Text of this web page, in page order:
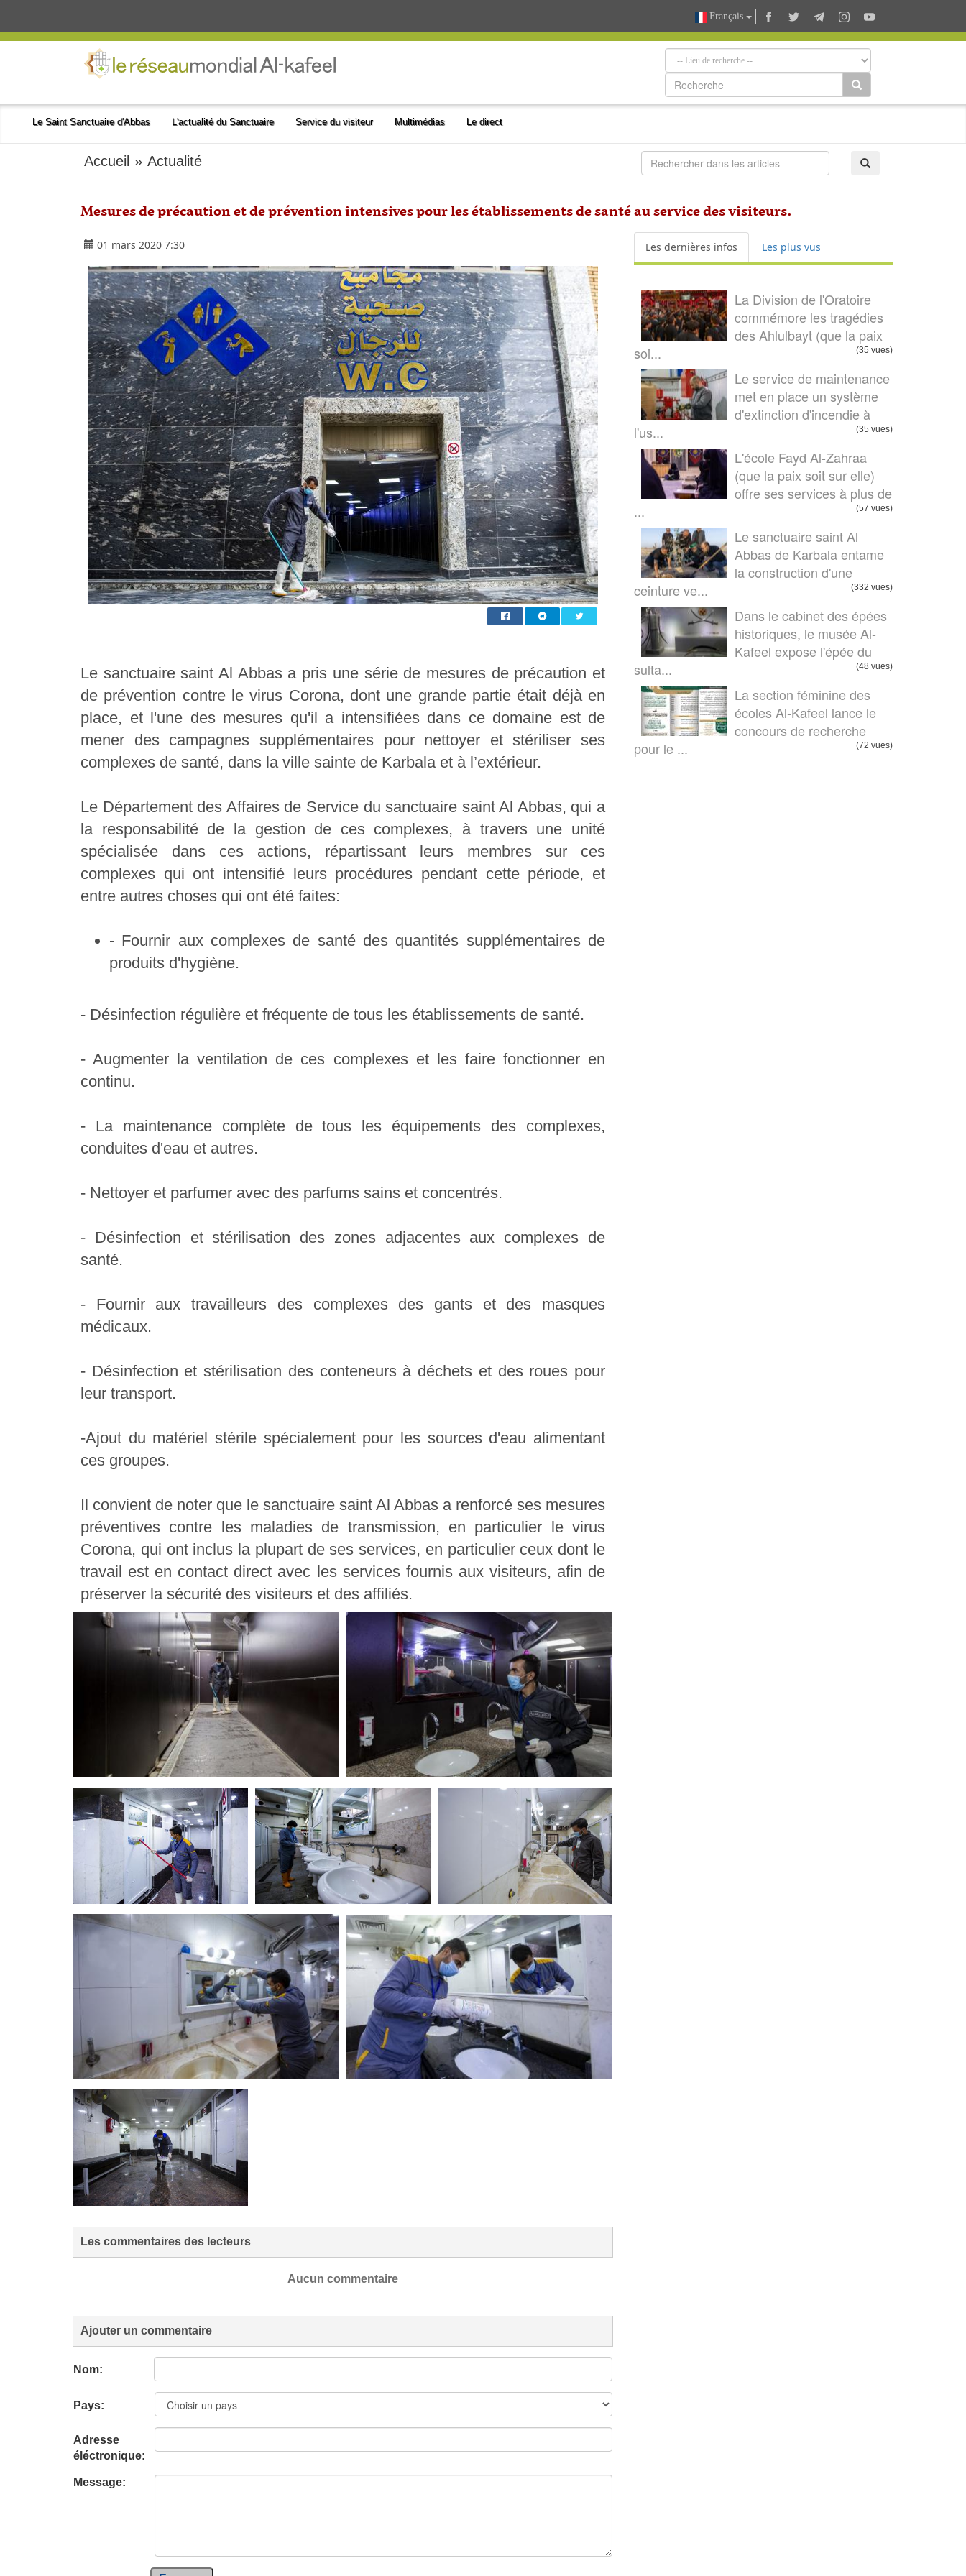
Français
Le Saint Sanctuaire d'Abbas L'actualité du Sanctuaire Service du visiteur Multimédias Le direct
Accueil »Actualité
Mesures de précaution et de prévention intensives pour les établissements de santé au service des visiteurs.
01 mars 2020 7:30
Le sanctuaire saint Al Abbas a pris une série de mesures de précaution et
de prévention contre le virus Corona, dont une grande partie était déjà en
place, et l'une des mesures qu'il a intensifiées dans ce domaine est de
mener des campagnes supplémentaires pour nettoyer et stériliser ses
complexes de santé, dans la ville sainte de Karbala et à l’extérieur.
Le Département des Affaires de Service du sanctuaire saint Al Abbas, qui a
la responsabilité de la gestion de ces complexes, à travers une unité
spécialisée dans ces actions, répartissant leurs membres sur ces
complexes qui ont intensifié leurs procédures pendant cette période, et
entre autres choses qui ont été faites:
- Fournir aux complexes de santé des quantités supplémentaires de
produits d'hygiène.
- Désinfection régulière et fréquente de tous les établissements de santé.
- Augmenter la ventilation de ces complexes et les faire fonctionner en
continu.
- La maintenance complète de tous les équipements des complexes,
conduites d'eau et autres.
- Nettoyer et parfumer avec des parfums sains et concentrés.
- Désinfection et stérilisation des zones adjacentes aux complexes de
santé.
- Fournir aux travailleurs des complexes des gants et des masques
médicaux.
- Désinfection et stérilisation des conteneurs à déchets et des roues pour
leur transport.
-Ajout du matériel stérile spécialement pour les sources d'eau alimentant
ces groupes.
Il convient de noter que le sanctuaire saint Al Abbas a renforcé ses mesures
préventives contre les maladies de transmission, en particulier le virus
Corona, qui ont inclus la plupart de ses services, en particulier ceux dont le
travail est en contact direct avec les services fournis aux visiteurs, afin de
préserver la sécurité des visiteurs et des affiliés.
Les commentaires des lecteurs
Aucun commentaire
Ajouter un commentaire
Nom:
Pays:
Adresse
éléctronique:
Message:
Les dernières infos Les plus vus
La Division de l'Oratoire
commémore les tragédies
des Ahlulbayt (que la paix
soi...
(35 vues)
Le service de maintenance
met en place un système
d'extinction d'incendie à
l'us...
(35 vues)
L'école Fayd Al-Zahraa
(que la paix soit sur elle)
offre ses services à plus de
...
(57 vues)
Le sanctuaire saint Al
Abbas de Karbala entame
la construction d'une
ceinture ve...
(332 vues)
Dans le cabinet des épées
historiques, le musée Al-
Kafeel expose l'épée du
sulta...
(48 vues)
La section féminine des
écoles Al-Kafeel lance le
concours de recherche
pour le ...
(72 vues)